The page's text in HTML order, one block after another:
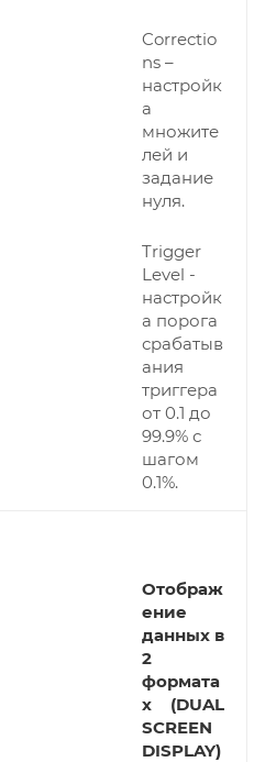
Correctio
ns –
настройк
а
множите
лей и
задание
нуля.
Trigger
Level -
настройк
а порога
срабатыв
ания
триггера
от 0.1 до
99.9% с
шагом
0.1%.
Отображ
ение
данных в
2
формата
х (DUAL
SCREEN
DISPLAY)